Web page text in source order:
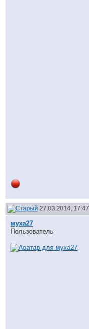
27.03.2014, 17:47
муха27
Пользователь